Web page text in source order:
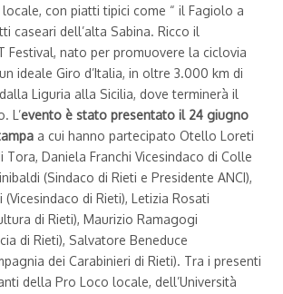
con piatti tipici come “ il Fagiolo a
caseari dell’alta Sabina. Ricco il
Festival, nato per promuovere la ciclovia
ideale Giro d’Italia, in oltre 3.000 km di
Liguria alla Sicilia, dove terminerà il
L’evento è stato presentato il 24 giugno
a cui hanno partecipato Otello Loreti
Tora, Daniela Franchi Vicesindaco di Colle
(Sindaco di Rieti e Presidente ANCI),
di Rieti), Letizia Rosati
di Rieti), Maurizio Ramagogi
di Rieti), Salvatore Beneduce
dei Carabinieri di Rieti). Tra i presenti
della Pro Loco locale, dell’Università